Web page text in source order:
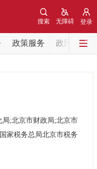
登录
无障碍
搜索
政策服务 政民互动
;北京市财政局;北京市
家税务总局北京市税务